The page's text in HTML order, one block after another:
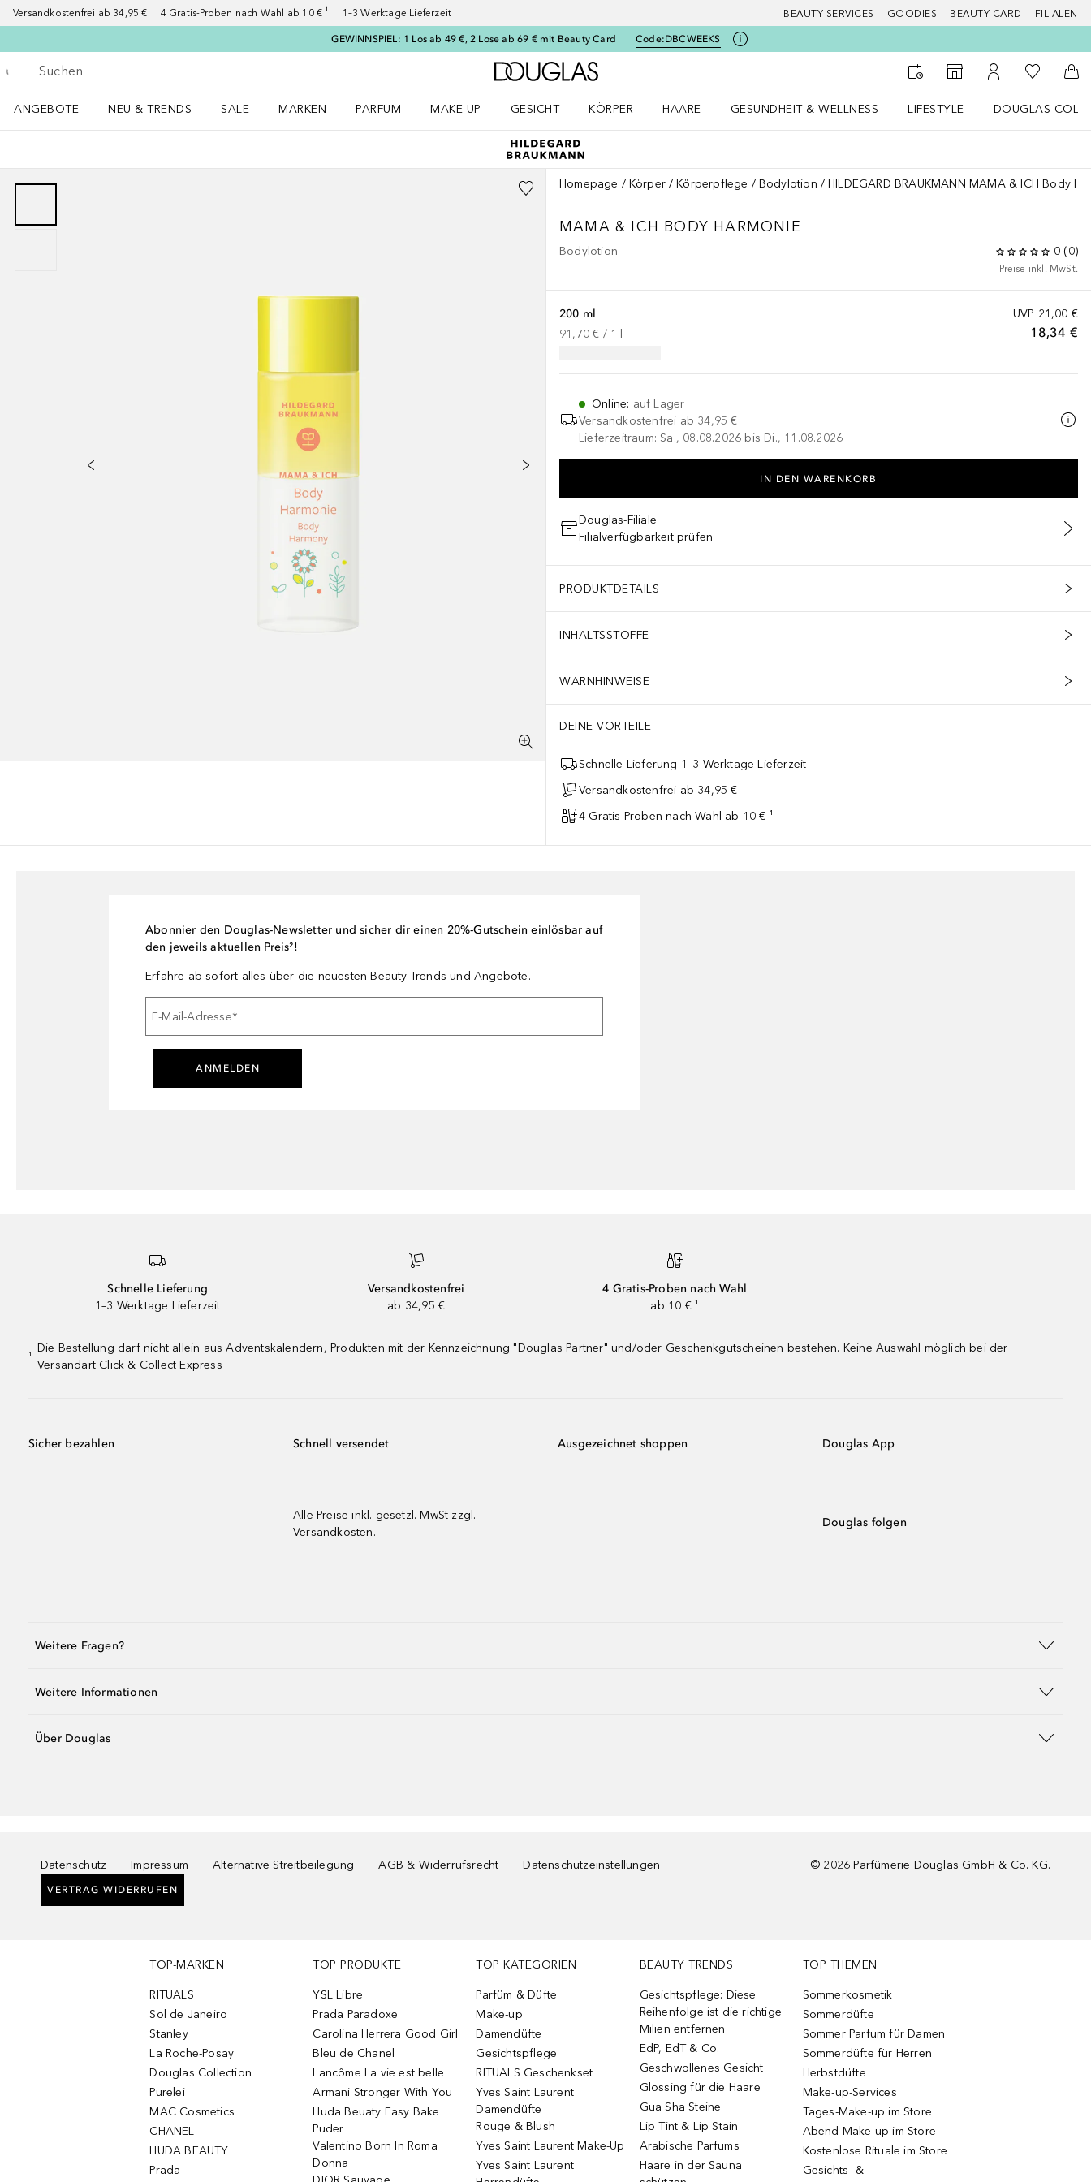
Versandkostenfrei ab 34,95 € 4 Gratis-Proben nach Wahl ab 10 € ¹ 1–3 Werktage Lieferzeit BEAUTY SERVICES GOODIES BEAUTY CARD FILIALEN
GEWINNSPIEL: 1 Los ab 49 €, 2 Lose ab 69 € mit Beauty Card Code:DBCWEEKS
Gehe zurück
Suche ausführen
Zur Douglas Startseite
Zum Storefinder
Zu Meinem
Zu Meiner
ANGEBOTE
NEU & TRENDS
SALE
MARKEN
PARFUM
MAKE-UP
GESICHT
KÖRPER
HAARE
GESUNDHEIT & WELLNESS
LIFESTYLE
DOUGLAS
Homepage Körper Körperpflege Bodylotion HILDEGARD BRAUKMANN MAMA & ICH Body
MAMA & ICH BODY HARMONIE
Bodylotion 0 (0)
Preise inkl. MwSt.
UVP 21,00 €
18,34 €
200 ml
91,70 € / 1
Online: auf Lager
Versandkostenfrei ab 34,95 €
Lieferzeitraum: Sa., 08.08.2026 bis Di., 11.08.2026
IN DEN WARENKORB
Douglas-Filiale
Filialverfügbarkeit prüfen
PRODUKTDETAILS
INHALTSSTOFFE
WARNHINWEISE
DEINE VORTEILE
Schnelle Lieferung 1–3 Werktage Lieferzeit
Versandkostenfrei ab 34,95 €
4 Gratis-Proben nach Wahl ab 10 € ¹
Abonnier den Douglas-Newsletter und sicher dir einen 20%-Gutschein einlösbar auf
den jeweils aktuellen Preis²!
Erfahre ab sofort alles über die neuesten Beauty-Trends und Angebote.
E-Mail-Adresse*
ANMELDEN
Schnelle Lieferung
1–3 Werktage Lieferzeit
Versandkostenfrei
ab 34,95 €
4 Gratis-Proben nach Wahl
ab 10 € ¹
¹
Die Bestellung darf nicht allein aus Adventskalendern, Produkten mit der Kennzeichnung "Douglas Partner" und/oder Geschenkgutscheinen bestehen. Keine Auswahl möglich bei der
Versandart Click & Collect Express
Sicher bezahlen Schnell versendet
Alle Preise inkl. gesetzl. MwSt zzgl.
Versandkosten.
Ausgezeichnet shoppen Douglas App
Douglas folgen
Weitere Fragen?
Weitere Informationen
Über Douglas
Datenschutz Impressum Alternative Streitbeilegung AGB & Widerrufsrecht Datenschutzeinstellungen
VERTRAG WIDERRUFEN
© 2026 Parfümerie Douglas GmbH & Co. KG.
TOP-MARKEN
RITUALS
Sol de Janeiro
Stanley
La Roche-Posay
Douglas Collection
Purelei
MAC Cosmetics
CHANEL
HUDA BEAUTY
Prada
TOP PRODUKTE
YSL Libre
Prada Paradoxe
Carolina Herrera Good Girl
Bleu de Chanel
Lancôme La vie est belle
Armani Stronger With You
Huda Beuaty Easy Bake
Puder
Valentino Born In Roma
Donna
TOP KATEGORIEN
Parfüm & Düfte
Make-up
Damendüfte
Gesichtspflege
RITUALS Geschenkset
Yves Saint Laurent
Damendüfte
Rouge & Blush
Yves Saint Laurent Make-Up
Yves Saint Laurent
BEAUTY TRENDS
Gesichtspflege: Diese
Reihenfolge ist die richtige
Milien entfernen
EdP, EdT & Co.
Geschwollenes Gesicht
Glossing für die Haare
Gua Sha Steine
Lip Tint & Lip Stain
Arabische Parfums
Haare in der Sauna
TOP THEMEN
Sommerkosmetik
Sommerdüfte
Sommer Parfum für Damen
Sommerdüfte für Herren
Herbstdüfte
Make-up-Services
Tages-Make-up im Store
Abend-Make-up im Store
Kostenlose Rituale im Store
Gesichts- &